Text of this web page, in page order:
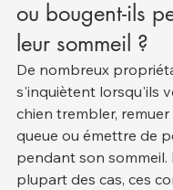
ou bougent-ils
leur sommeil ?
De nombreux
s'inquiètent lorsqu'ils
chien trembler,
queue ou émettre de
pendant son sommeil.
plupart des cas, ces